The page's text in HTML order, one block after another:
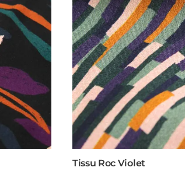
Tissu Roc Violet